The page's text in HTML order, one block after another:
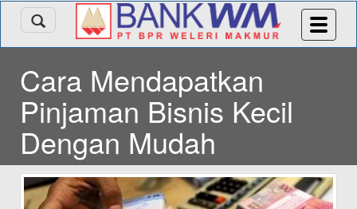
Cara Mendapatkan
Pinjaman Bisnis Kecil
Dengan Mudah